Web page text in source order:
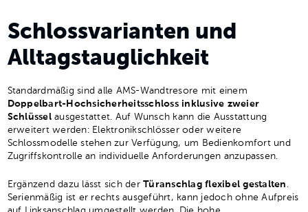
Schlossvarianten und
Alltagstauglichkeit
Standardmäßig sind alle AMS-Wandtresore mit einem
Doppelbart-Hochsicherheitsschloss inklusive zweier
Schlüsselausgestattet. Auf Wunsch kann die Ausstattung
erweitert werden: Elektronikschlösser oder weitere
Schlossmodelle stehen zur Verfügung, um Bedienkomfort und
Zugriffskontrolle an individuelle Anforderungen anzupassen.
Ergänzend dazu lässt sich der Türanschlag flexibel gestalten .
Serienmäßig ist er rechts ausgeführt, kann jedoch ohne Aufpreis